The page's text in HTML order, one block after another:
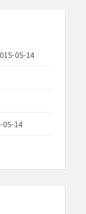
05-14
05-14